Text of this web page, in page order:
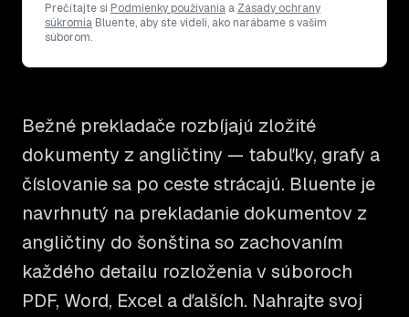
Prečítajte si Podmienky používania a Zásady ochrany
súkromia Bluente, aby ste videli, ako narábame s vaším
súborom.
Bežné prekladače rozbíjajú zložité
dokumenty z angličtiny — tabuľky, grafy a
číslovanie sa po ceste strácajú. Bluente je
navrhnutý na prekladanie dokumentov z
angličtiny do šonština so zachovaním
každého detailu rozloženia v súboroch
PDF, Word, Excel a ďalších. Nahrajte svoj